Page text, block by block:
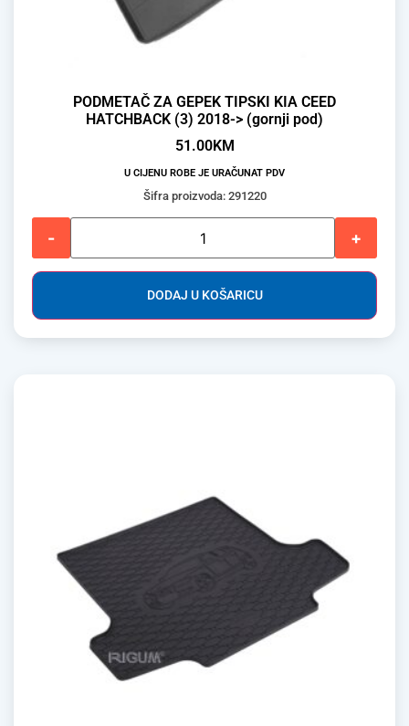
PODMETAČ ZA GEPEK TIPSKI KIA CEED
HATCHBACK (3) 2018-> (gornji pod)
51.00KM
U CIJENU ROBE JE URAČUNAT PDV
Šifra proizvoda: 291220
- +
DODAJ U KOŠARICU